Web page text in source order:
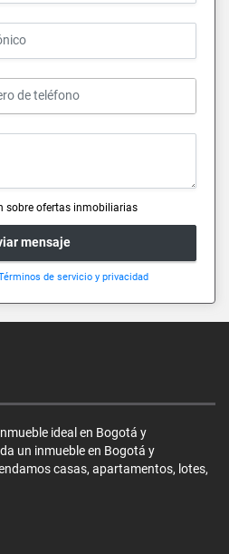
sobre ofertas inmobiliarias
mensaje
de servicio y privacidad
ideal en Bogotá y
un inmueble en Bogotá y
casas, apartamentos, lotes,